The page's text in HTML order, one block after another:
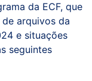
da ECF, que
arquivos da
e situações
seguintes